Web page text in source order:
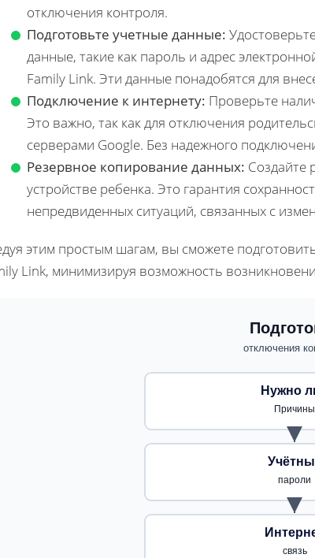
отключения контроля.
Подготовьте учетные данные:
данные, такие как пароль и адрес
Family Link. Эти данные понадобятся для
Подключение к интернету: Проверьте
Это важно, так как для отключения
серверами Google. Без надежного
Резервное копирование данных: Создайте
устройстве ребенка. Это гарантия
непредвиденных ситуаций, связанных с
этим простым шагам, вы сможете
Link, минимизируя возможность
отключения
Нужно
Причины
пароли
связь